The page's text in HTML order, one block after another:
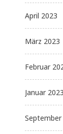
April 2023
März 2023
Februar
Januar 2023
September